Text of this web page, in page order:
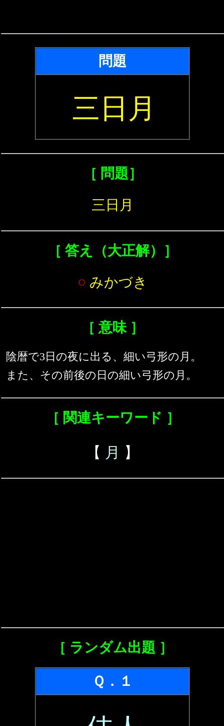
問題
三日月
［ 問題］
三日月
［ 答え（大正解）］
○ みかづき
［ 意味 ］
陰暦で3日の夜に出る、細い弓形の月。
また、その前後の日の細い弓形の月。
［ 関連キーワード ］
【 月 】
［ ランダム出題 ］
Ｑ．１